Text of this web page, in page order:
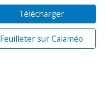
Télécharger
Feuilleter sur Calaméo